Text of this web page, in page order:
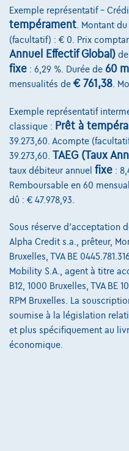
Ford FocusActive X 1.0
06/2025
5.931 km Essence
€27.998 1
et
Découvrez l’exemple chiffré complet
5004 Namur,Steveny
Comparer
Voir
Exemple représentatif –
tempérament . Montant
(facultatif) : € 0. Prix
Annuel Effectif Global) de
fixe : 6,29 %. Durée de 60
mensualités de € 761,38 .
Exemple représentatif
classique : Prêt à
39.273,60. Acompte
39.273,60. TAEG (Taux
taux débiteur annuel fixe :
Remboursable en 60
dû : € 47.978,93.
Sous réserve d'acceptation
Alpha Credit s.a., prêteur,
Bruxelles, TVA BE
Mobility S.A., agent à titre
B12, 1000 Bruxelles, TVA BE
RPM Bruxelles. La
soumise à la législation
et plus spécifiquement au
économique.